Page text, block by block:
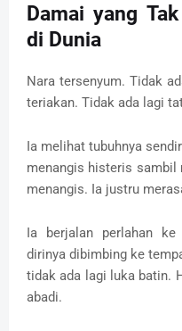
Damai yang
di Dunia
Nara tersenyum. Tidak
teriakan. Tidak ada lagi
Ia melihat tubuhnya
menangis histeris sambil
menangis. Ia justru
Ia berjalan perlahan
dirinya dibimbing ke
tidak ada lagi luka batin.
abadi.